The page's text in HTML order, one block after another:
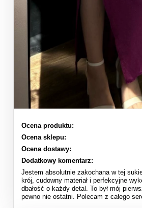
Ocena produktu:
Ocena sklepu:
Ocena dostawy:
Dodatkowy komentarz:
Jestem absolutnie zakochana w tej
krój, cudowny materiał i perfekcyjne
dbałość o każdy detal. To był mój
pewno nie ostatni. Polecam z całego